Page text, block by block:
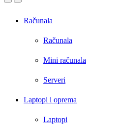
OpenClose
Računala
Računala
Mini računala
Serveri
Laptopi i oprema
Laptopi